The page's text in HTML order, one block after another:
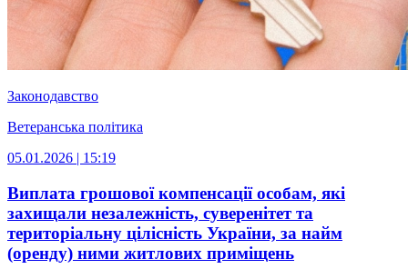
Законодавство
Ветеранська політика
05.01.2026 | 15:19
Виплата грошової компенсації особам, які
захищали незалежність, суверенітет та
територіальну цілісність України, за найм
(оренду) ними житлових приміщень